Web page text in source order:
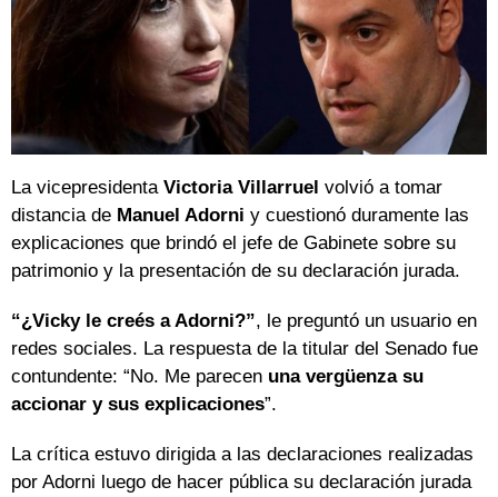
La vicepresidenta Victoria Villarruel volvió a tomar
distancia de Manuel Adorni y cuestionó duramente las
explicaciones que brindó el jefe de Gabinete sobre su
patrimonio y la presentación de su declaración jurada.
“¿Vicky le creés a Adorni?”, le preguntó un usuario en
redes sociales. La respuesta de la titular del Senado fue
contundente: “No. Me parecen una vergüenza su
accionar y sus explicaciones”.
La crítica estuvo dirigida a las declaraciones realizadas
por Adorni luego de hacer pública su declaración jurada